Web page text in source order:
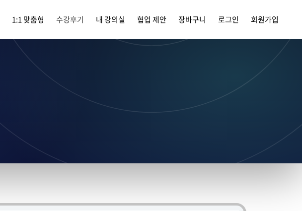
1:1 맞춤형 수강후기 내 강의실 협업 제안 장바구니 로그인 회원가입